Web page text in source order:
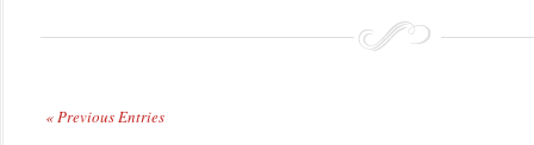
« Previous Entries